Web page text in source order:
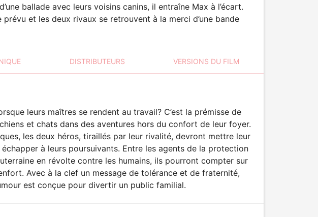
ballade avec leurs voisins canins, il entraîne Max à l’écart.
et les deux rivaux se retrouvent à la merci d’une bande
DISTRIBUTEURS VERSIONS DU FILM
leurs maîtres se rendent au travail? C’est la prémisse de
et chats dans des aventures hors du confort de leur foyer.
les deux héros, tiraillés par leur rivalité, devront mettre leur
à leurs poursuivants. Entre les agents de la protection
en révolte contre les humains, ils pourront compter sur
Avec à la clef un message de tolérance et de fraternité,
est conçue pour divertir un public familial.